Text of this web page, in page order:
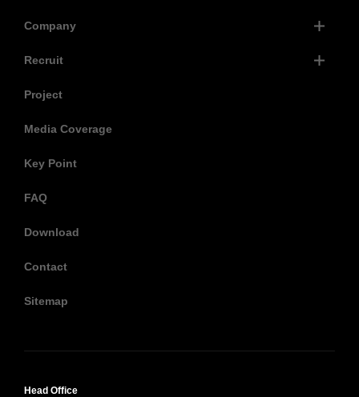
Company
Recruit
Project
Media Coverage
Key Point
FAQ
Download
Contact
Sitemap
Head Office